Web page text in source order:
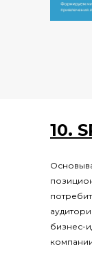
10.
бизнес-